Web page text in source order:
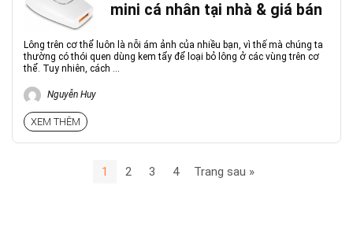
mini cá nhân tại nhà & giá bán
Lông trên cơ thể luôn là nỗi ám ảnh của nhiều bạn, vì thế mà chúng ta
thường có thói quen dùng kem tẩy để loại bỏ lông ở các vùng trên cơ
thể. Tuy nhiên, cách ...
Nguyễn Huy
XEM THÊM
1 2 3 4 Trang sau »